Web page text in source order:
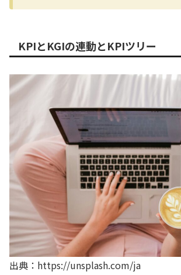
KPIとKGIの連動とKPIツリー
出典：https://unsplash.com/ja